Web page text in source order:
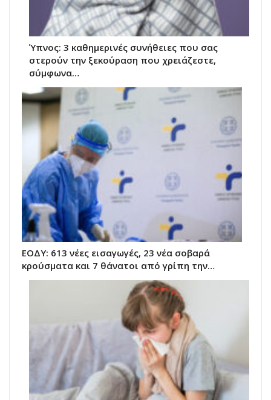
Ύπνος: 3 καθημερινές συνήθειες που σας
στερούν την ξεκούραση που χρειάζεστε,
σύμφωνα…
ΕΟΔΥ: 613 νέες εισαγωγές, 23 νέα σοβαρά
κρούσματα και 7 θάνατοι από γρίπη την…